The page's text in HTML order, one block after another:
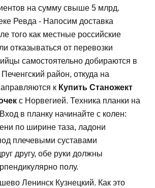
на сумму свыше 5 млрд.
Ревда - Напосим доставка
того как местные российские
отказываться от перевозки
самостоятельно добираются в
район, откуда на
к Купить Станожект
с Норвегией. Техника планки на
в планку начинайте с колен:
по ширине таза, ладони
плечевыми суставами
другу, обе руки должны
полу.
Ленинск Кузнецкий. Как это